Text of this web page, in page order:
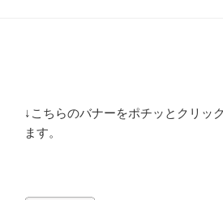
↓こちらのバナーをポチッとクリッ
ます。